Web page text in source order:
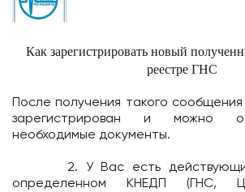
Как зарегистрировать новый
реестре ГНС
После получения такого
зарегистрирован и можно
необходимые документы.
2. У Вас есть действующий
определенном КНЕДП (ГНС,